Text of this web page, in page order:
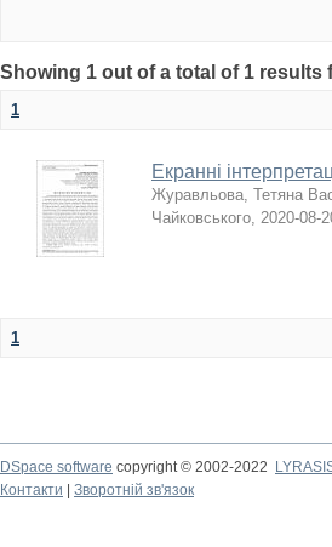
Showing 1 out of a total of 1 results
1
Екранні
Журавльова, Тетяна
Чайковського, 2020-08-
1
DSpace software copyright © 2002-2022
Контакти
Зворотній зв'язок